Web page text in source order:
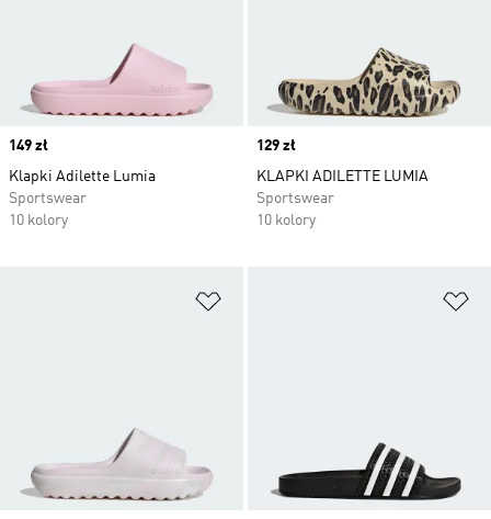
Price
149 zł
Klapki Adilette Lumia
Sportswear
10 kolory
Price
129 zł
KLAPKI ADILETTE LUMIA
Sportswear
10 kolory